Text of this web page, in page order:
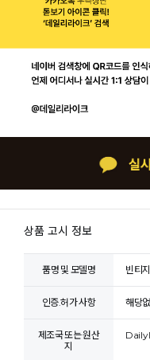
상품 고시 정보
품명 및 모델명 빈티
인증.허가 사항 해당
제조국 또는 원산
지